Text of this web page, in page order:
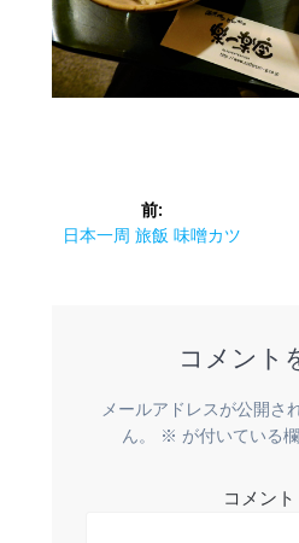
前:
前
日本一周 旅飯 味噌カツ
コメント
メールアドレスが公開さ
ん。
※ が付いている
コメント